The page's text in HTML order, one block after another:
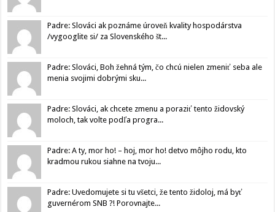
Padre: Slováci ak poznáme úroveň kvality hospodárstva
/vygooglite si/ za Slovenského št...
Padre: Slováci, Boh žehná tým, čo chcú nielen zmeniť seba ale
menia svojimi dobrými sku...
Padre: Slováci, ak chcete zmenu a poraziť tento židovský
moloch, tak volte podľa progra...
Padre: A ty, mor ho! – hoj, mor ho! detvo môjho rodu, kto
kradmou rukou siahne na tvoju...
Padre: Uvedomujete si tu všetci, že tento židoloj, má byť
guvernérom SNB ?! Porovnajte...